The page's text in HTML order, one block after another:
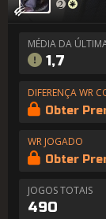
MÉDIA DA
1,7
DIFERENÇA WR
Obter
WR JOGADO
Obter
JOGOS TOTAIS
490